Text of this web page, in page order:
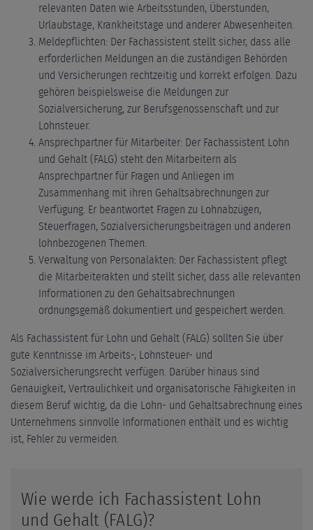
relevanten Daten wie Arbeitsstunden, Überstunden,
Urlaubstage, Krankheitstage und anderer Abwesenheiten.
Meldepflichten: Der Fachassistent stellt sicher, dass alle
erforderlichen Meldungen an die zuständigen Behörden
und Versicherungen rechtzeitig und korrekt erfolgen. Dazu
gehören beispielsweise die Meldungen zur
Sozialversicherung, zur Berufsgenossenschaft und zur
Lohnsteuer.
Ansprechpartner für Mitarbeiter: Der Fachassistent Lohn
und Gehalt (FALG) steht den Mitarbeitern als
Ansprechpartner für Fragen und Anliegen im
Zusammenhang mit ihren Gehaltsabrechnungen zur
Verfügung. Er beantwortet Fragen zu Lohnabzügen,
Steuerfragen, Sozialversicherungsbeiträgen und anderen
lohnbezogenen Themen.
Verwaltung von Personalakten: Der Fachassistent pflegt
die Mitarbeiterakten und stellt sicher, dass alle relevanten
Informationen zu den Gehaltsabrechnungen
ordnungsgemäß dokumentiert und gespeichert werden.
Als Fachassistent für Lohn und Gehalt (FALG) sollten Sie über
gute Kenntnisse im Arbeits-, Lohnsteuer- und
Sozialversicherungsrecht verfügen. Darüber hinaus sind
Genauigkeit, Vertraulichkeit und organisatorische Fähigkeiten in
diesem Beruf wichtig, da die Lohn- und Gehaltsabrechnung eines
Unternehmens sinnvolle Informationen enthält und es wichtig
ist, Fehler zu vermeiden.
Wie werde ich Fachassistent Lohn
und Gehalt (FALG)?